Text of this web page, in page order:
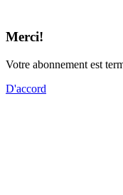
Merci!
Votre abonnement est
D'accord